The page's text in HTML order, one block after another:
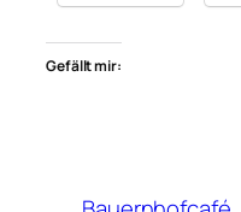
Gefällt mir: